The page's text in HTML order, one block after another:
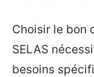
Choisir le bon
SELAS
besoins